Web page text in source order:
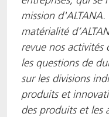
mission
matérialité
revue nos activités
les questions de
sur les divisions
produits et
des produits et les